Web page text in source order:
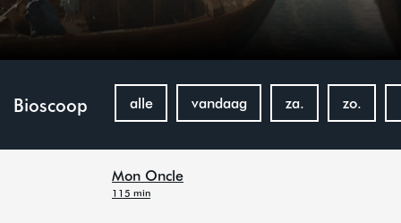
Bioscoop alle vandaag za. zo.
Mon Oncle
115 min